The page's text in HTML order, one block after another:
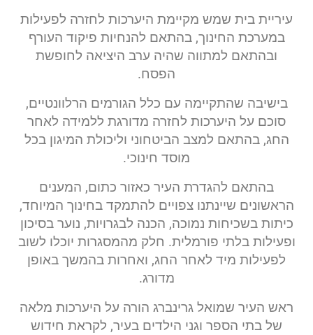
עיריית בית שמש מקיימת היערכות לחזרה לפעילות
במערכת החינוך, בהתאם להנחיות פיקוד העורף
ובהתאם למתווה שהיה ערב היציאה לחופשת
הפסח.
בישיבה שהתקיימה עם כלל הגורמים הרלוונטיים,
סוכם על היערכות לחזרה מדורגת ללמידה לאחר
החג, בהתאם למצב הביטחוני וליכולת המיגון בכל
מוסד חינוכי.
בהתאם להגדרת העיר כאזור כתום, המענים
הראשונים שיינתנו צפויים להתמקד בחינוך המיוחד,
כיתות בשכיחות נמוכה, הכנה לבגרויות, נוער בסיכון
ופעילות בלתי פורמלית. חלק מהמסגרות יוכלו לשוב
לפעילות מיד לאחר החג, ואחרות בהמשך באופן
מדורג.
ראש העיר שמואל גרינברג הורה על היערכות מלאה
של בתי הספר וגני הילדים בעיר, לקראת חידוש